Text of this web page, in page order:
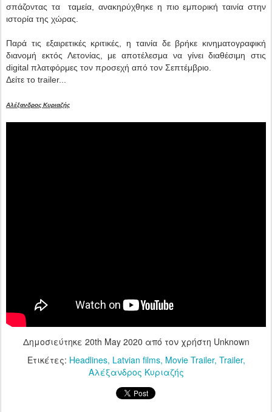
σπάζοντας τα ταμεία, ανακηρύχθηκε η πιο εμπορική ταινία στην
ιστορία της χώρας.
Παρά τις εξαιρετικές κριτικές, η ταινία δε βρήκε κινηματογραφική
διανομή εκτός Λετονίας, με αποτέλεσμα να γίνει διαθέσιμη στις
digital πλατφόρμες τον προσεχή από τον Σεπτέμβριο.
Δείτε το trailer...
Αλέξανδρος Κυριαζής
Δημοσιεύτηκε 20th May 2020 από τον χρήστη Unknown
Ετικέτες: Headlines Latvian films Movie Trailer Trailer
Αλέξανδρος Κυριαζής